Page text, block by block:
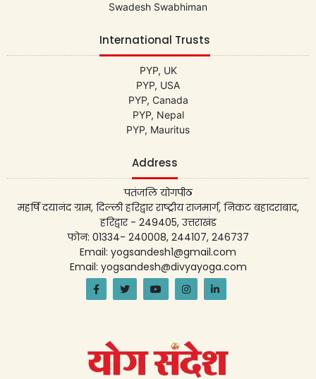
Swadesh Swabhiman
International Trusts
PYP, UK
PYP, USA
PYP, Canada
PYP, Nepal
PYP, Mauritus
Address
पतंजलि योगपीठ
महर्षि दयानंद ग्राम, दिल्ली हरिद्वार राष्ट्रीय राजमार्ग, निकट बहादराबाद,
हरिद्वार - 249405, उत्तराखंड
फोन: 01334- 240008, 244107, 246737
Email: yogsandesh1@gmail.com
Email: yogsandesh@divyayoga.com